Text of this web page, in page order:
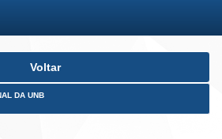
Voltar
DA UNB